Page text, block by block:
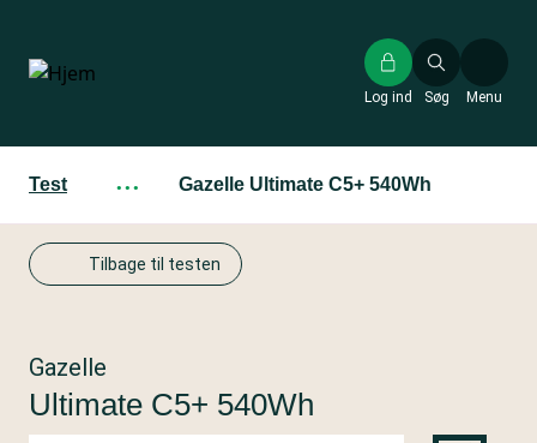
hovedindhold
Søg
Log ind Menu
Test ··· Gazelle Ultimate C5+ 540Wh
Tilbage til testen
Gazelle
Ultimate C5+ 540Wh